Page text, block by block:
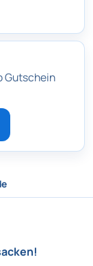
Gutschein